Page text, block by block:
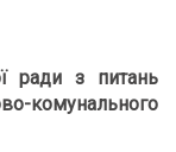
радиз питань
комунального